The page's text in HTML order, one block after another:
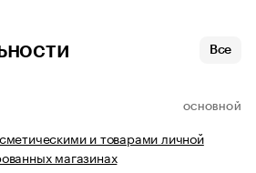
Все
ОСНОВНОЙ
и товарами личной
магазинах